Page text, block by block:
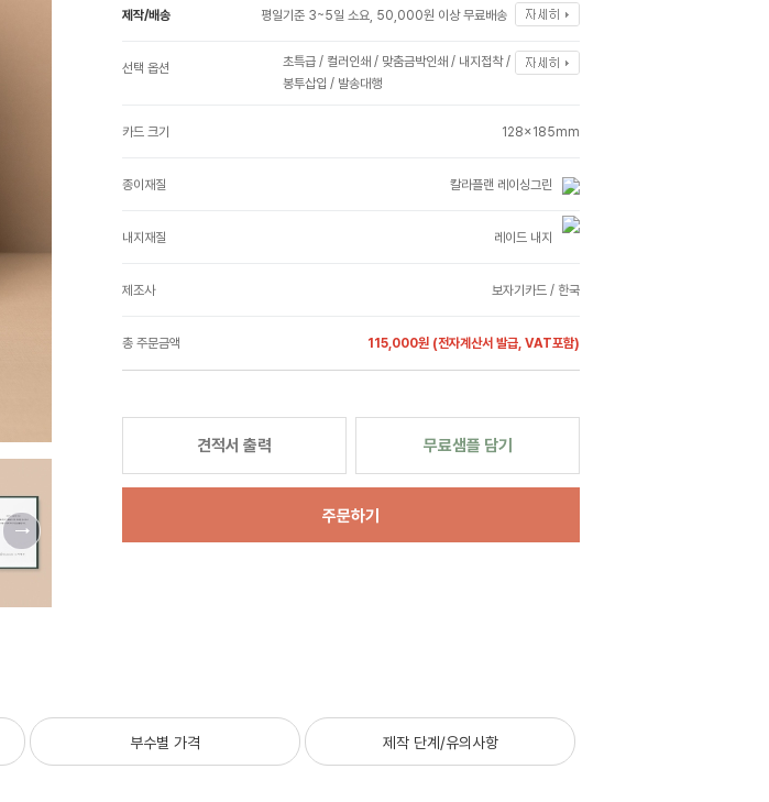
제작/배송 평일기준 3~5일 소요, 50,000원 이상 무료배송
선택 옵션
초특급 / 컬러인쇄 / 맞춤금박인쇄 / 내지접착 /
봉투삽입 / 발송대행
카드 크기 128x185mm
종이재질 칼라플랜 레이싱그린
내지재질 레이드 내지
제조사 보자기카드 / 한국
총 주문금액 115,000원 (전자계산서 발급, VAT포함)
견적서 출력 무료샘플 담기
주문하기
부수별 가격 제작 단계/유의사항